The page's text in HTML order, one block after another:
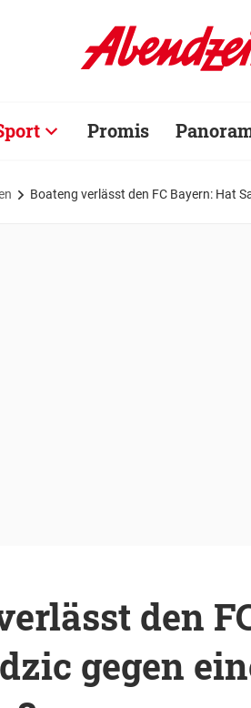
Promis
Boateng verlässt den FC Bayern: Hat
den
gegen